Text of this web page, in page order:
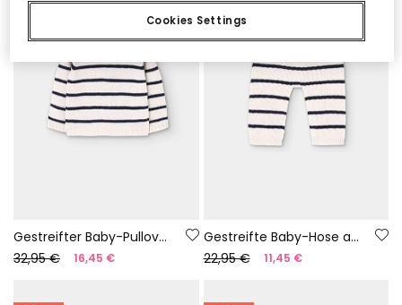
Gestreifter Baby-Pullover aus 100 % recyceltem Garn | Limited Edition
32,95 €
16,45 €
Gestreifte Baby-Hose aus 100 % recyceltem Garn | Limited Edition
22,95 €
11,45 €
Cookies Settings